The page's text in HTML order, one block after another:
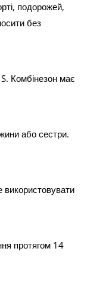
подорожей,
без
Комбінезон має
або сестри.
використовувати
протягом 14